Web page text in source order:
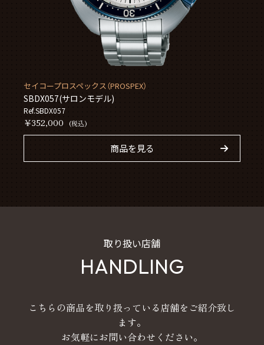
セイコープロスペックス（PROSPEX）
SBDX057(サロンモデル)
Ref.SBDX057
￥352,000 (税込)
商品を見る
取り扱い店舗
HANDLING
こちらの商品を取り扱っている店舗をご紹介致し
ます。
お気軽にお問い合わせください。